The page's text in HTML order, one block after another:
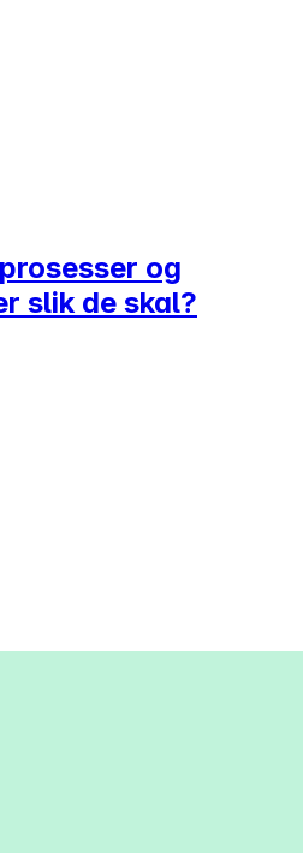
og
slik de skal?